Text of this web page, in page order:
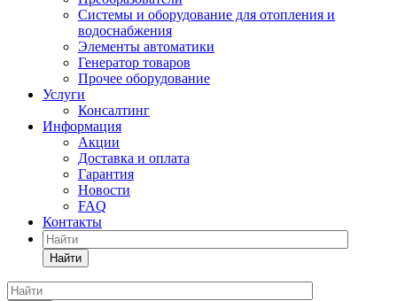
Системы и оборудование для отопления и
водоснабжения
Элементы автоматики
Генератор товаров
Прочее оборудование
Услуги
Консалтинг
Информация
Акции
Доставка и оплата
Гарантия
Новости
FAQ
Контакты
Найти